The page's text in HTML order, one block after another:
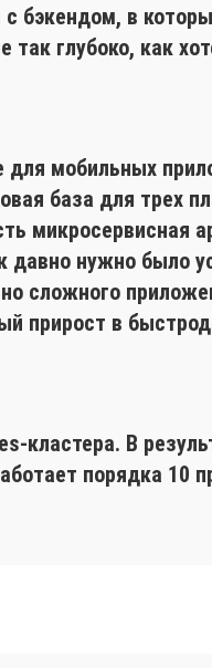
с бэкендом, в
глубоко, как
мобильных
база для трех
микросервисная
нужно было
сложного
прирост в
кластера. В
порядка 10